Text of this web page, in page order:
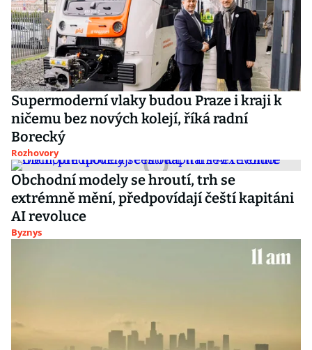
Supermoderní vlaky budou Praze i kraji k
ničemu bez nových kolejí, říká radní
Borecký
Rozhovory
Obchodní modely se hroutí, trh se
extrémně mění, předpovídají čeští kapitáni
AI revoluce
Byznys